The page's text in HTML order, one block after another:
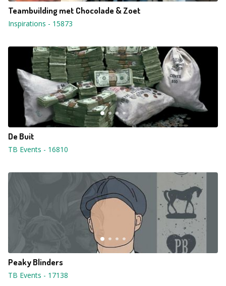
Teambuilding met Chocolade & Zoet
Inspirations - 15873
De Buit
TB Events - 16810
Peaky Blinders
TB Events - 17138